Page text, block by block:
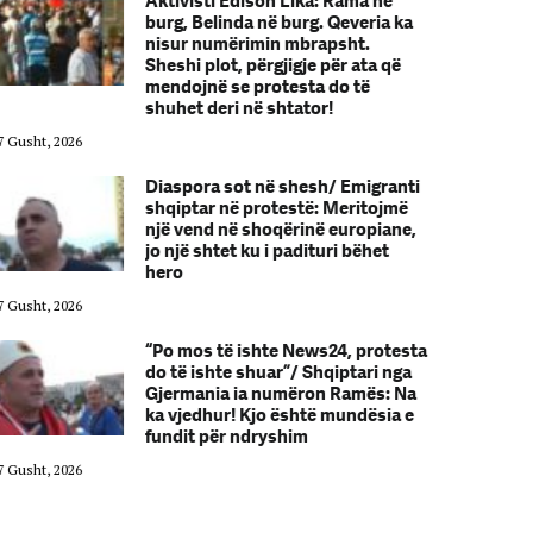
burg, Belinda në burg. Qeveria ka
nisur numërimin mbrapsht.
Sheshi plot, përgjigje për ata që
mendojnë se protesta do të
shuhet deri në shtator!
Gusht, 2026
Diaspora sot në shesh/ Emigranti
shqiptar në protestë: Meritojmë
një vend në shoqërinë europiane,
jo një shtet ku i padituri bëhet
hero
Gusht, 2026
“Po mos të ishte News24, protesta
do të ishte shuar”/ Shqiptari nga
Gjermania ia numëron Ramës: Na
ka vjedhur! Kjo është mundësia e
fundit për ndryshim
Gusht, 2026